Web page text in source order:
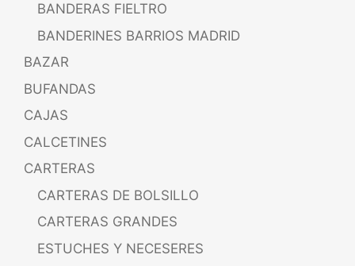
BANDERAS FIELTRO
BANDERINES BARRIOS MADRID
BAZAR
BUFANDAS
CAJAS
CALCETINES
CARTERAS
CARTERAS DE BOLSILLO
CARTERAS GRANDES
ESTUCHES Y NECESERES